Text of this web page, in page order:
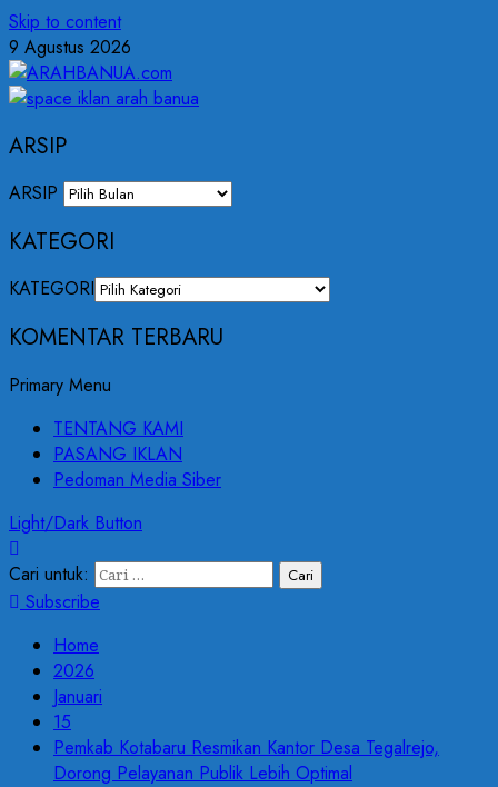
Skip to content
9 Agustus 2026
ARSIP
ARSIP
KATEGORI
KATEGORI
KOMENTAR TERBARU
Primary Menu
TENTANG KAMI
PASANG IKLAN
Pedoman Media Siber
Light/Dark Button
Cari untuk:
Subscribe
Home
2026
Januari
15
Pemkab Kotabaru Resmikan Kantor Desa Tegalrejo,
Dorong Pelayanan Publik Lebih Optimal